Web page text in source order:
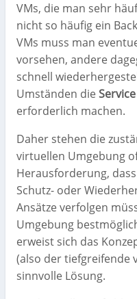
VMs, die man sehr
nicht so häufig ein
VMs muss man
vorsehen, andere
schnell
Umständen die
erforderlich machen.
Daher stehen die
virtuellen Umgebung
Herausforderung,
Schutz- oder
Ansätze verfolgen
Umgebung
erweist sich das
(also der tiefgreifende
sinnvolle Lösung.